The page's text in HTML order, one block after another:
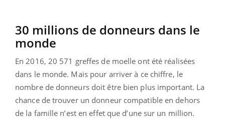
30 millions de donneurs dans le
monde
En 2016, 20 571 greffes de moelle ont été réalisées
dans le monde. Mais pour arriver à ce chiffre, le
nombre de donneurs doit être bien plus important. La
chance de trouver un donneur compatible en dehors
de la famille n’est en effet que d’une sur un million.